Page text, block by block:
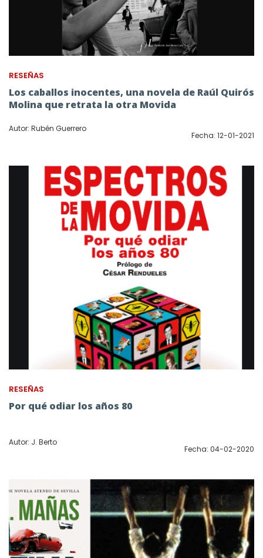
RESEÑAS
Los caballos inocentes, una novela de Raúl Quirós
Molina que retrata la otra Movida
Autor: Rubén Guerrero
Fecha: 12-01-2021
RESEÑAS
Por qué odiar los años 80
Autor: J. Berto
Fecha: 04-02-2020